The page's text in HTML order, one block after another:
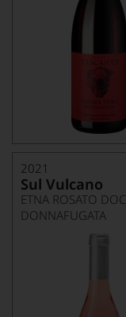
2021
Sul Vulcano
ETNA ROSATO DOC
DONNAFUGATA